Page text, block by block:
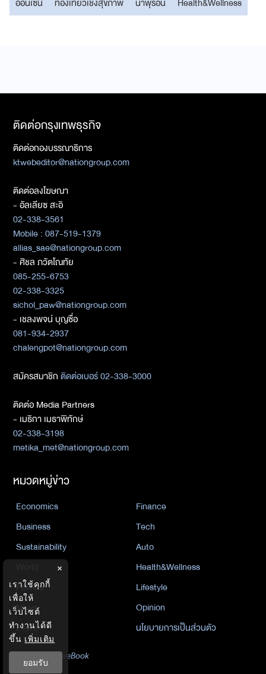
ติดต่อกรุงเทพธุรกิจ
ติดต่อกองบรรณาธิการ
ktwebeditor@nationgroup.com
ติดต่อลงโฆษณา
- อัลเลียซ สะอิ
02-338-3561
Mobile : 087-519-1379
allias_sae@nationgroup.com
- ศิชล ภวัตโณทัย
085-255-6753
02-338-3325
sichol_paw@nationgroup.com
- เชลงพจน์ บุญซื่อ
081-934-2937
chalengpot@nationgroup.com
สมัครสมาชิกติดต่อเบอร์ 02-338-3000
ติดต่อ Media Partners
- เมธิกา เมธาพิทักษ์
02-338-3198
metika_met@nationgroup.com
หมวดหมู่ข่าว
Economics
Finance
Business
Tech
Sustainability
Auto
Health&Wellness
Politics
Lifestyle
News
Opinion
Event
นโยบายการเป็นส่วนตัว
นิยาย by KaweBook
×
เราใช้คุกกี้
เพื่อให้
เว็บไซต์
ทำงานได้ดี
ขึ้น เพิ่มเติม
ยอมรับ